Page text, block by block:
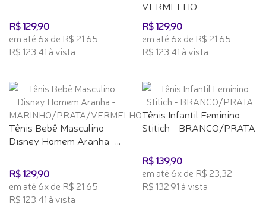
R$ 129,90
em até 6x de R$ 21,65
R$ 123,41 à vista
VERMELHO
R$ 129,90
em até 6x de R$ 21,65
R$ 123,41 à vista
Tênis Bebê Masculino
Disney Homem Aranha -...
R$ 129,90
em até 6x de R$ 21,65
R$ 123,41 à vista
Tênis Infantil Feminino
Stitich - BRANCO/PRATA
R$ 139,90
em até 6x de R$ 23,32
R$ 132,91 à vista